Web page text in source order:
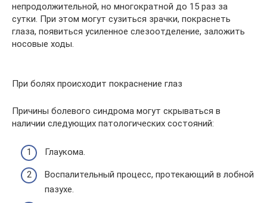
непродолжительной, но многократной до 15 раз за
сутки. При этом могут сузиться зрачки, покраснеть
глаза, появиться усиленное слезоотделение, заложить
носовые ходы.
При болях происходит покраснение глаз
Причины болевого синдрома могут скрываться в
наличии следующих патологических состояний:
Глаукома.
Воспалительный процесс, протекающий в лобной
пазухе.